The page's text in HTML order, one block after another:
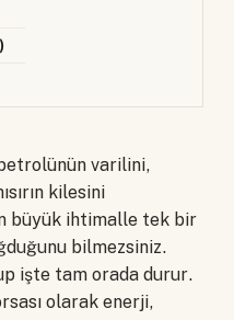
varilini,
kilesini
büyük ihtimalle tek bir
bilmezsiniz.
işte tam orada durur.
olarak enerji,